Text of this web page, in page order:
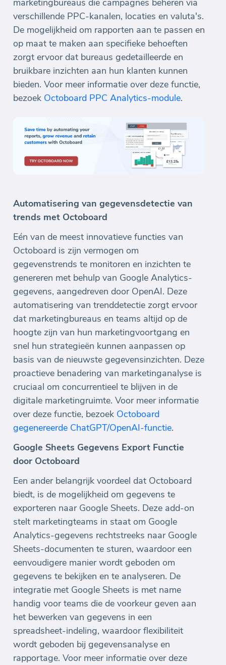
marketingbureaus die campagnes beheren via
verschillende PPC-kanalen, locaties en valuta's.
De mogelijkheid om rapporten aan te passen en
op maat te maken aan specifieke behoeften
zorgt ervoor dat bureaus gedetailleerde en
bruikbare inzichten aan hun klanten kunnen
bieden. Voor meer informatie over deze functie,
bezoek Octoboard PPC Analytics-module.
Automatisering van gegevensdetectie van
trends met Octoboard
Eén van de meest innovatieve functies van
Octoboard is zijn vermogen om
gegevenstrends te monitoren en inzichten te
genereren met behulp van Google Analytics-
gegevens, aangedreven door OpenAI. Deze
automatisering van trenddetectie zorgt ervoor
dat marketingbureaus en teams altijd op de
hoogte zijn van hun marketingvoortgang en
snel hun strategieën kunnen aanpassen op
basis van de nieuwste gegevensinzichten. Deze
proactieve benadering van marketinganalyse is
cruciaal om concurrentieel te blijven in de
digitale marketingruimte. Voor meer informatie
over deze functie, bezoek Octoboard
gegenereerde ChatGPT/OpenAI-functie.
Google Sheets Gegevens Export Functie
door Octoboard
Een ander belangrijk voordeel dat Octoboard
biedt, is de mogelijkheid om gegevens te
exporteren naar Google Sheets. Deze add-on
stelt marketingteams in staat om Google
Analytics-gegevens rechtstreeks naar Google
Sheets-documenten te sturen, waardoor een
eenvoudigere manier wordt geboden om
gegevens te bekijken en te analyseren. De
integratie met Google Sheets is met name
handig voor teams die de voorkeur geven aan
het bewerken van gegevens in een
spreadsheet-indeling, waardoor flexibiliteit
wordt geboden bij gegevensanalyse en
rapportage. Voor meer informatie over deze